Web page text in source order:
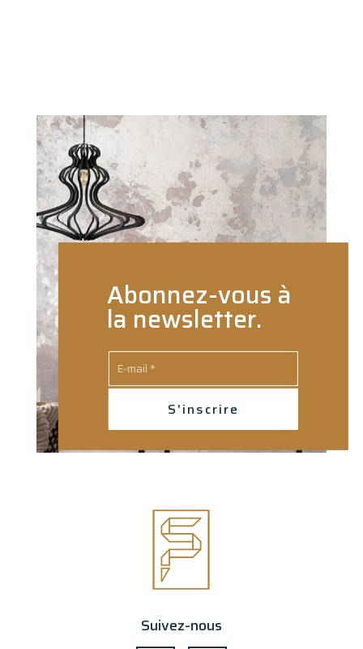
Abonnez-vous à
la newsletter.
S'inscrire
Suivez-nous